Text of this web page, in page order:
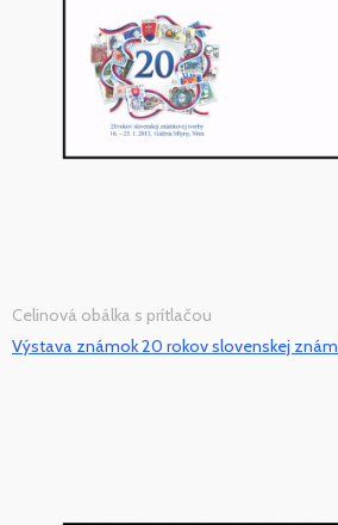
Celinová obálka s prítlačou
Výstava známok 20 rokov slovenskej